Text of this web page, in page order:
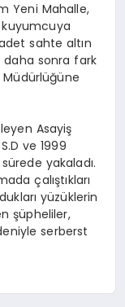
Yeni Mahalle,
sahte altın
daha sonra fark
Asayiş
ve 1999
yakaladı.
çalıştıkları
yüzüklerin
şüpheliler,
serberst